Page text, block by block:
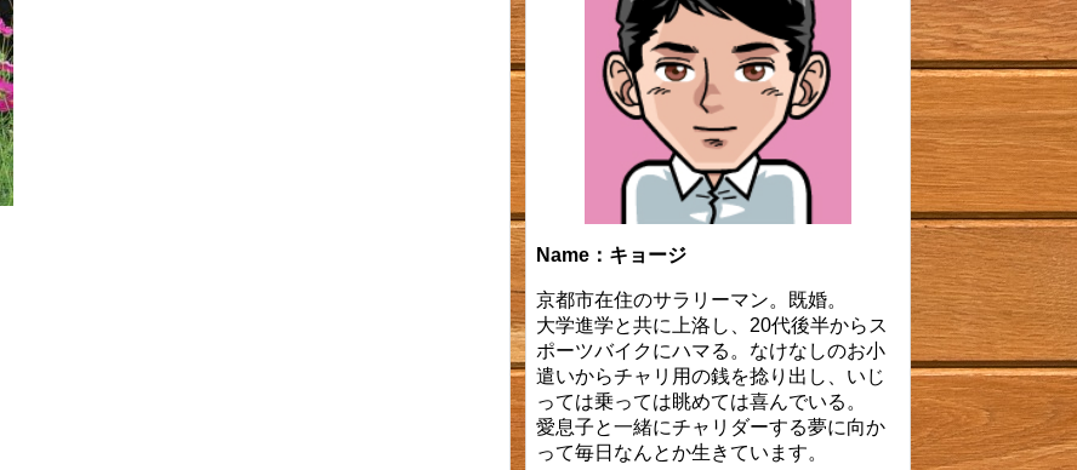
Name：キョージ
京都市在住のサラリーマン。既婚。
大学進学と共に上洛し、20代後半からス
ポーツバイクにハマる。なけなしのお小
遣いからチャリ用の銭を捻り出し、いじ
っては乗っては眺めては喜んでいる。
愛息子と一緒にチャリダーする夢に向か
って毎日なんとか生きています。